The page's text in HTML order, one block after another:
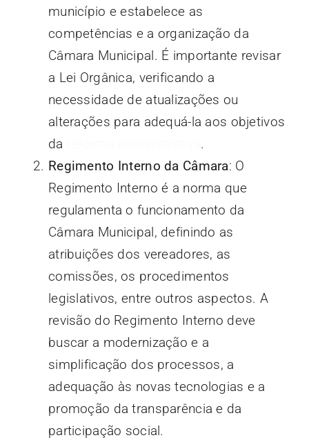
município e estabelece as
competências e a organização da
Câmara Municipal. É importante revisar
a Lei Orgânica, verificando a
necessidade de atualizações ou
alterações para adequá-la aos objetivos
da
.
Regimento Interno da Câmara: O
Regimento Interno é a norma que
regulamenta o funcionamento da
Câmara Municipal, definindo as
atribuições dos vereadores, as
comissões, os procedimentos
legislativos, entre outros aspectos. A
revisão do Regimento Interno deve
buscar a modernização e a
simplificação dos processos, a
adequação às novas tecnologias e a
promoção da transparência e da
participação social.